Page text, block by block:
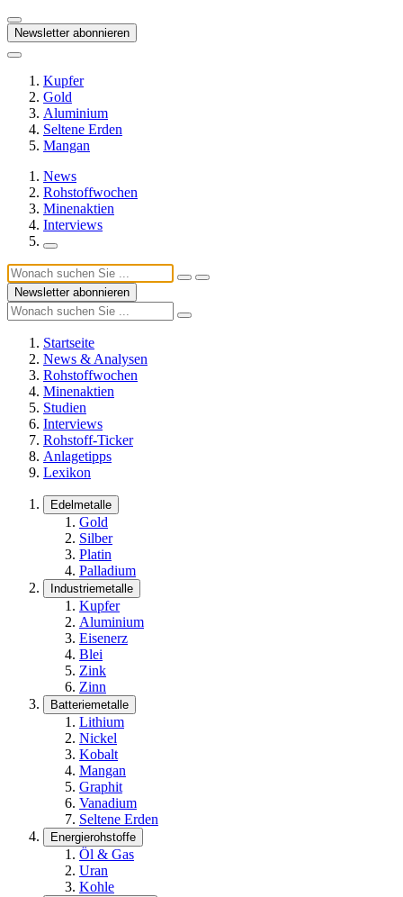
Newsletter abonnieren
Kupfer
Gold
Aluminium
Seltene Erden
Mangan
News
Rohstoffwochen
Minenaktien
Interviews
Newsletter abonnieren
Startseite
News & Analysen
Rohstoffwochen
Minenaktien
Studien
Interviews
Rohstoff-Ticker
Anlagetipps
Lexikon
Edelmetalle
Gold
Silber
Platin
Palladium
Industriemetalle
Kupfer
Aluminium
Eisenerz
Blei
Zink
Zinn
Batteriemetalle
Lithium
Nickel
Kobalt
Mangan
Graphit
Vanadium
Seltene Erden
Energierohstoffe
Öl & Gas
Uran
Kohle